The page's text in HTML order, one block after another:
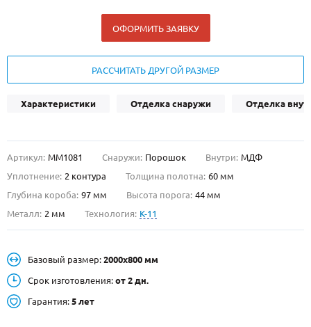
ДВЕРИ С ТЕРМОРАЗРЫВОМ
ГАЛЕРЕЯ
ОПЛАТА
УСТАНОВКА
О НАС
КОНТАКТЫ
Металлические двери от производителя с доставкой и установкой в
Москве и МО
НАЙТИ:
ОФОРМИТЬ ЗАЯВКУ
РАССЧИТАТЬ ДРУГОЙ РАЗМЕР
Характеристики Отделка снаружи Отделка
Артикул: ММ1081 Снаружи: Порошок Внутри: МДФ
Уплотнение: 2 контура Толщина полотна: 60 мм
Глубина короба: 97 мм Высота порога: 44 мм
Металл: 2 мм Технология: K-11
Базовый размер: 2000х800 мм
Срок изготовления: от 2 дн.
Гарантия: 5 лет